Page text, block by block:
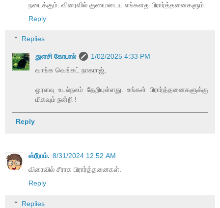
நடைக்கும். விரைவில் குணமடைய எங்களது பிரார்த்தனைகளும்.
Reply
Replies
துளசி கோபால்
1/02/2025 4:33 PM
வாங்க வெங்கட் நாகராஜ்,
ஓரளவு உடல்நலம் தேறியுள்ளது. உங்கள் பிரார்த்தனைகளுக்கு
மிகவும் நன்றி !
Reply
ஸ்ரீராம். 8/31/2024 12:52 AM
விரைவில் சீராக பிரார்த்தனைகள்.
Reply
Replies